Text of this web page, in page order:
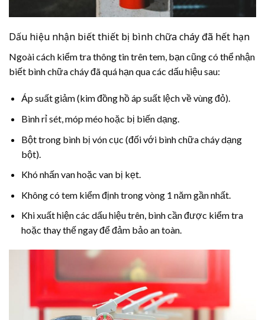
Dấu hiệu nhận biết thiết bị bình chữa cháy đã hết hạn
Ngoài cách kiểm tra thông tin trên tem, bạn cũng có thể nhận
biết bình chữa cháy đã quá hạn qua các dấu hiệu sau:
Áp suất giảm (kim đồng hồ áp suất lệch về vùng đỏ).
Bình rỉ sét, móp méo hoặc bị biến dạng.
Bột trong bình bị vón cục (đối với bình chữa cháy dạng
bột).
Khó nhấn van hoặc van bị kẹt.
Không có tem kiểm định trong vòng 1 năm gần nhất.
Khi xuất hiện các dấu hiệu trên, bình cần được kiểm tra
hoặc thay thế ngay để đảm bảo an toàn.